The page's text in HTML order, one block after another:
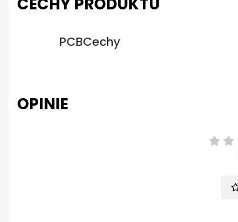
PCBCechy
OPINIE